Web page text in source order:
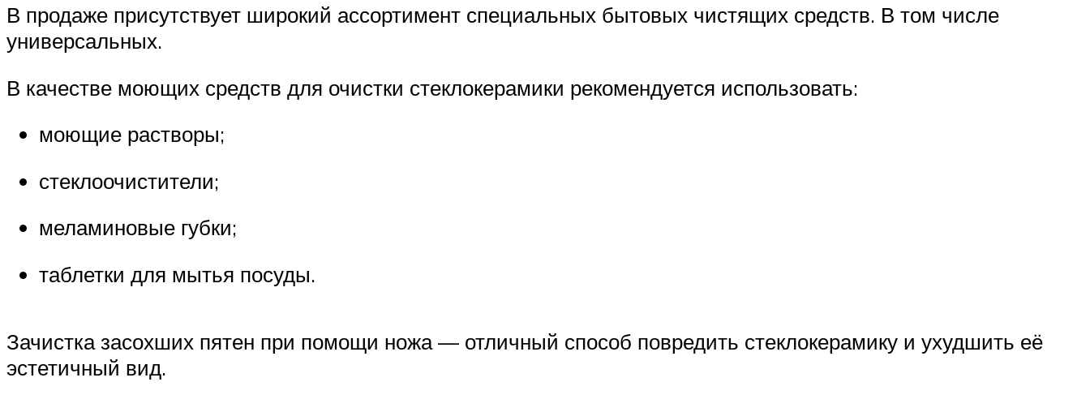
В продаже присутствует широкий ассортимент специальных бытовых чистящих средств. В том числе
универсальных.
В качестве моющих средств для очистки стеклокерамики рекомендуется использовать:
моющие растворы;
стеклоочистители;
меламиновые губки;
таблетки для мытья посуды.
Зачистка засохших пятен при помощи ножа — отличный способ повредить стеклокерамику и ухудшить её
эстетичный вид.